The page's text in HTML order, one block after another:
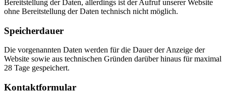
Bereitstellung der Daten, allerdings ist der Aufruf unserer Website
ohne Bereitstellung der Daten technisch nicht möglich.
Speicherdauer
Die vorgenannten Daten werden für die Dauer der Anzeige der
Website sowie aus technischen Gründen darüber hinaus für maximal
28 Tage gespeichert.
Kontaktformular